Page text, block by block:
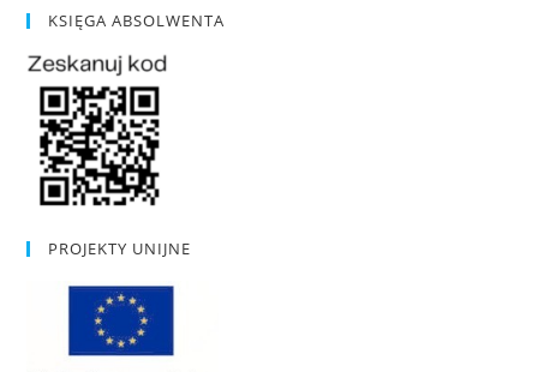
KSIĘGA ABSOLWENTA
PROJEKTY UNIJNE